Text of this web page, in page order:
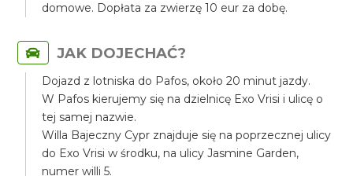
domowe. Dopłata za zwierzę 10 eur za dobę.
JAK DOJECHAĆ?
Dojazd z lotniska do Pafos, około 20 minut jazdy.
W Pafos kierujemy się na dzielnicę Exo Vrisi i ulicę o
tej samej nazwie.
Willa Bajeczny Cypr znajduje się na poprzecznej ulicy
do Exo Vrisi w środku, na ulicy Jasmine Garden,
numer willi 5.